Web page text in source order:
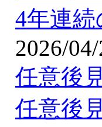
4年連
2026/
任意後
任意後